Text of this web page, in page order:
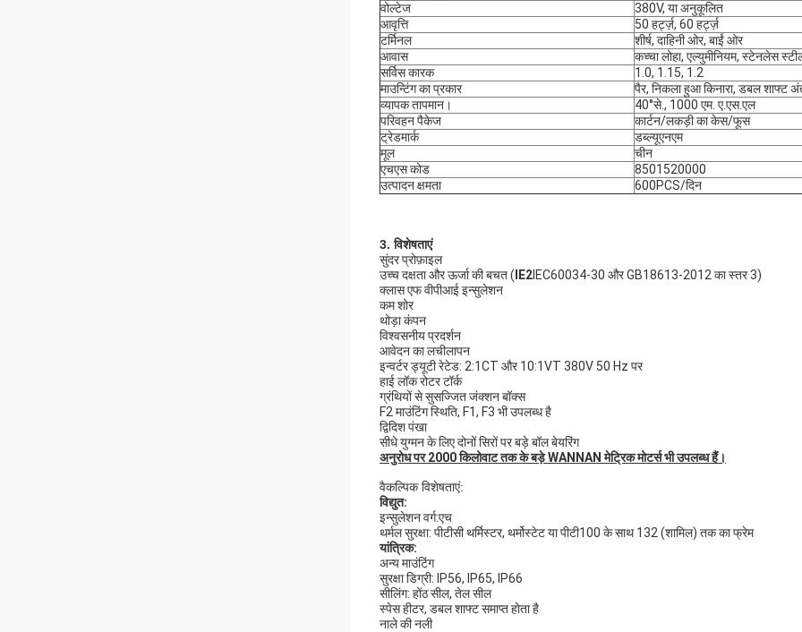
वोल्टेज
380V, या अनुकूलित
आवृत्ति
50 हर्ट्ज़, 60 हर्ट्ज़
टर्मिनल
शीर्ष, दाहिनी ओर, बाईं ओर
आवास
कच्चा लोहा, एल्युमीनियम, स्टेनलेस
सर्विस कारक
1.0, 1.15, 1.2
माउन्टिंग का प्रकार
पैर, निकला हुआ किनारा, डबल शाफ्ट
व्यापक तापमान।
40°से., 1000 एम. ए.एस.एल
परिवहन पैकेज
कार्टन/लकड़ी का केस/फूस
ट्रेडमार्क
डब्ल्यूएनएम
मूल
चीन
एचएस कोड
8501520000
उत्पादन क्षमता
600PCS/दिन
3. विशेषताएं
सुंदर प्रोफ़ाइल
उच्च दक्षता और ऊर्जा की बचत ( IE2 IEC60034-30 और GB18613-2012 का स्तर 3)
क्लास एफ वीपीआई इन्सुलेशन
कम शोर
थोड़ा कंपन
विश्वसनीय प्रदर्शन
आवेदन का लचीलापन
इन्वर्टर ड्यूटी रेटेड: 2:1CT और 10:1VT 380V 50 Hz पर
हाई लॉक रोटर टॉर्क
ग्रंथियों से सुसज्जित जंक्शन बॉक्स
F2 माउंटिंग स्थिति, F1, F3 भी उपलब्ध है
द्विदिश पंखा
सीधे युग्मन के लिए दोनों सिरों पर बड़े बॉल बेयरिंग
अनुरोध पर 2000 किलोवाट तक के बड़े WANNAN मेट्रिक मोटर्स भी उपलब्ध हैं।
वैकल्पिक विशेषताएं:
विद्युत:
इन्सुलेशन वर्ग:एच
थर्मल सुरक्षा: पीटीसी थर्मिस्टर, थर्मोस्टेट या पीटी100 के साथ 132 (शामिल) तक का फ्रेम
यांत्रिक:
अन्य माउंटिंग
सुरक्षा डिग्री: IP56, IP65, IP66
सीलिंग: होंठ सील, तेल सील
स्पेस हीटर, डबल शाफ्ट समाप्त होता है
नाले की नली